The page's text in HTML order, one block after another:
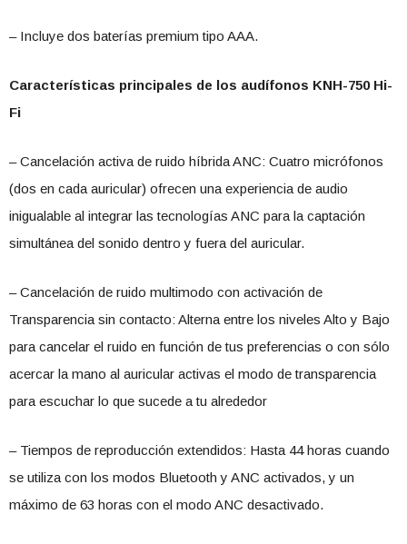
– Incluye dos baterías premium tipo AAA.
Características principales de los audífonos KNH-750 Hi-
Fi
– Cancelación activa de ruido híbrida ANC: Cuatro micrófonos
(dos en cada auricular) ofrecen una experiencia de audio
inigualable al integrar las tecnologías ANC para la captación
simultánea del sonido dentro y fuera del auricular.
– Cancelación de ruido multimodo con activación de
Transparencia sin contacto: Alterna entre los niveles Alto y Bajo
para cancelar el ruido en función de tus preferencias o con sólo
acercar la mano al auricular activas el modo de transparencia
para escuchar lo que sucede a tu alrededor
– Tiempos de reproducción extendidos: Hasta 44 horas cuando
se utiliza con los modos Bluetooth y ANC activados, y un
máximo de 63 horas con el modo ANC desactivado.